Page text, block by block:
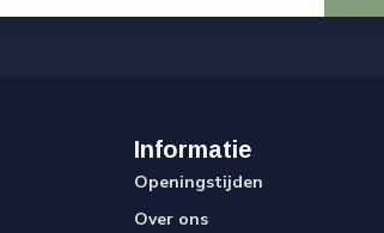
Informatie
Openingstijden
Over ons